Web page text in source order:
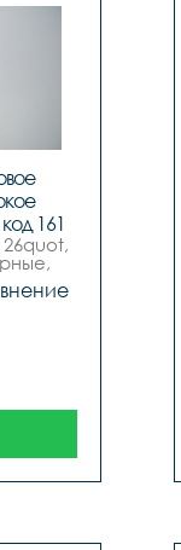
161